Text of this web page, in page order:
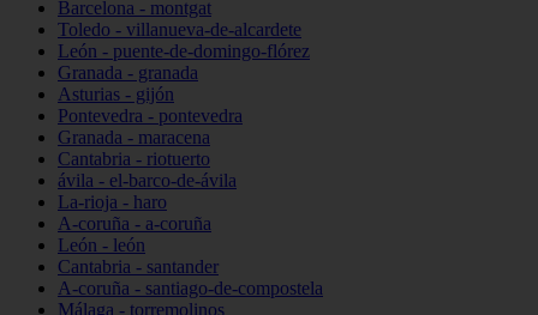
Barcelona - montgat
Toledo - villanueva-de-alcardete
León - puente-de-domingo-flórez
Granada - granada
Asturias - gijón
Pontevedra - pontevedra
Granada - maracena
Cantabria - riotuerto
ávila - el-barco-de-ávila
La-rioja - haro
A-coruña - a-coruña
León - león
Cantabria - santander
A-coruña - santiago-de-compostela
Málaga - torremolinos